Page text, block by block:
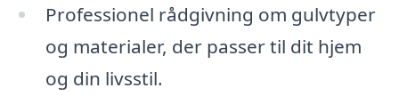
Professionel rådgivning om gulvtyper
og materialer, der passer til dit hjem
og din livsstil.